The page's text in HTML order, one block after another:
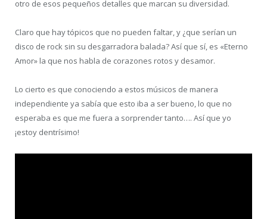
otro de esos pequeños detalles que marcan su diversidad.
Claro que hay tópicos que no pueden faltar, y ¿que serían un
disco de rock sin su desgarradora balada? Así que sí, es «Eterno
Amor» la que nos habla de corazones rotos y desamor.
Lo cierto es que conociendo a estos músicos de manera
independiente ya sabía que esto iba a ser bueno, lo que no
esperaba es que me fuera a sorprender tanto…. Así que yo
¡estoy dentrísimo!